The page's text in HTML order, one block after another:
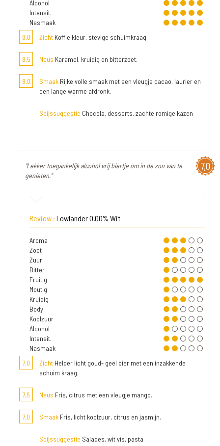
Alcohol
Intensit.
Nasmaak
8,0
Zicht Koffie kleur, stevige schuimkraag
8,5 Neus Karamel, kruidig en bitterzoet.
9,0 Smaak Rijke volle smaak met een vleugje cacao, laurier en
een lange warme afdronk.
Spijssuggestie Chocola, desserts, zachte romige kazen
7,0
"Lekker toegankelijk alcohol vrij biertje om in de zon van te
genieten."
Review : Lowlander 0.00% Wit
Aroma
Zoet
Zuur
Bitter
Fruitig
Moutig
Kruidig
Body
Koolzuur
Alcohol
Intensit.
Nasmaak
7,0
Zicht Helder licht goud- geel bier met een inzakkende
schuim kraag.
7,5 Neus Fris, citrus met een vleugje mango.
7,0 Smaak Fris, licht koolzuur, citrus en jasmijn.
Spijssuggestie Salades, wit vis, pasta